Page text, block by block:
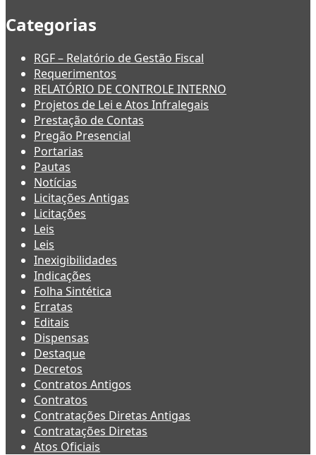
Categorias
RGF – Relatório de Gestão Fiscal
Requerimentos
RELATÓRIO DE CONTROLE INTERNO
Projetos de Lei e Atos Infralegais
Prestação de Contas
Pregão Presencial
Portarias
Pautas
Notícias
Licitações Antigas
Licitações
Leis
Leis
Inexigibilidades
Indicações
Folha Sintética
Erratas
Editais
Dispensas
Destaque
Decretos
Contratos Antigos
Contratos
Contratações Diretas Antigas
Contratações Diretas
Atos Oficiais